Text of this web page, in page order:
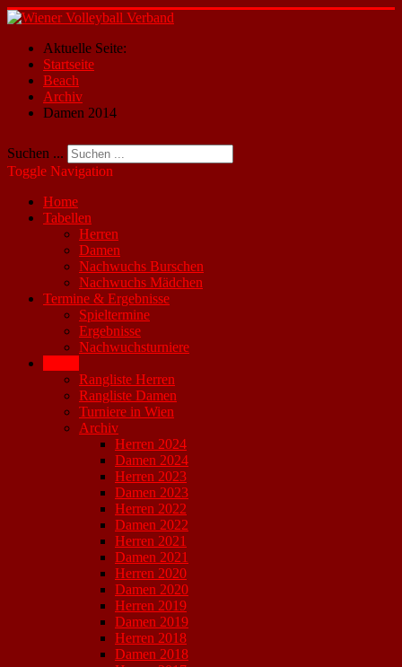
Aktuelle Seite:
Startseite
Beach
Archiv
Damen 2014
Suchen ...
Toggle Navigation
Home
Tabellen
Herren
Damen
Nachwuchs Burschen
Nachwuchs Mädchen
Termine & Ergebnisse
Spieltermine
Ergebnisse
Nachwuchsturniere
Rangliste Herren
Rangliste Damen
Turniere in Wien
Archiv
Herren 2024
Damen 2024
Herren 2023
Damen 2023
Herren 2022
Damen 2022
Herren 2021
Damen 2021
Herren 2020
Damen 2020
Herren 2019
Damen 2019
Herren 2018
Damen 2018